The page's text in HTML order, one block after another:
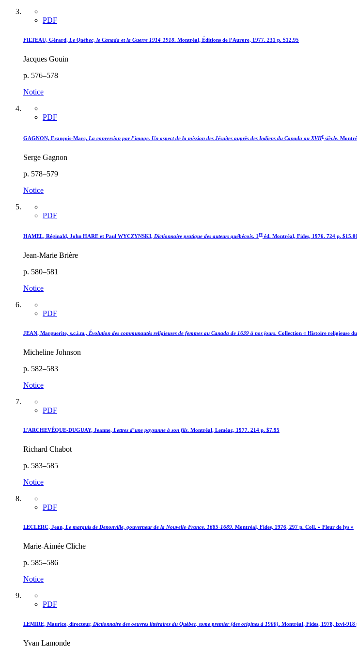
PDF
FILTEAU, Gérard, Le Québec, le Canada et la Guerre 1914-1918. Montréal, Éditions de l’Aurore, 1977. 231 p. $12.95
Jacques Gouin
p. 576–578
Notice
PDF
GAGNON, François-Marc, La conversion par l’image. Un aspect de la mission des Jésuites auprès des Indiens du Canada au XVIIe siècle.
Serge Gagnon
p. 578–579
Notice
PDF
HAMEL, Réginald, John HARE et Paul WYCZYNSKI, Dictionnaire pratique des auteurs québécois, 1 re éd. Montréal, Fides, 1976. 724 p.
Jean-Marie Brière
p. 580–581
Notice
PDF
JEAN, Marguerite, s.c.i.m., Évolution des communautés religieuses de femmes au Canada de 1639 à nos jours. Collection « Histoire religieuse
Micheline Johnson
p. 582–583
Notice
PDF
L’ARCHEVÊQUE-DUGUAY, Jeanne, Lettres d’une paysanne à son fils. Montréal, Leméac, 1977. 214 p. $7.95
Richard Chabot
p. 583–585
Notice
PDF
LECLERC, Jean, Le marquis de Denonville, gouverneur de la Nouvelle-France. 1685-1689. Montréal, Fides, 1976, 297 p. Coll. « Fleur de lys »
Marie-Aimée Cliche
p. 585–586
Notice
PDF
LEMIRE, Maurice, directeur, Dictionnaire des oeuvres littéraires du Québec, tome premier (des origines à 1900). Montréal, Fides, 1978, lxvi-
Yvan Lamonde